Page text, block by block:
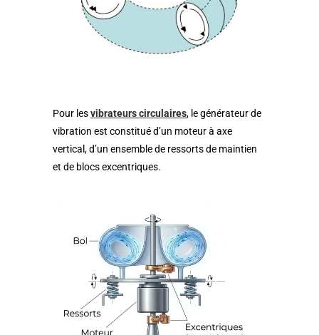
Pour lesvibrateurs circulaires, le générateur de
vibration est constitué d’un moteur à axe
vertical, d’un ensemble de ressorts de maintien
et de blocs excentriques.